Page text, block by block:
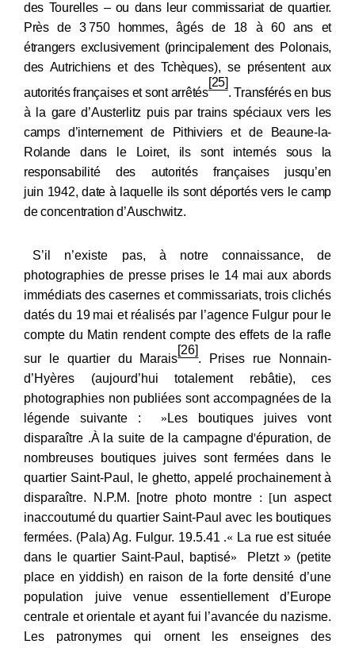
des Tourelles – ou dans leur commissariat de quartier.
Près de 3750 hommes, âgés de 18 à 60
ans et
étrangers exclusivement (principalement des Polonais,
des Autrichiens et des Tchèques), se présentent aux
autorités françaises et sont arrêtés
[25]
. Transférés en bus
à la gare d’Austerlitz puis par trains spéciaux vers les
camps d’internement de Pithiviers et de Beaune-la-
Rolande dans le Loiret, ils sont internés sous la
responsabilité des autorités françaises jusqu’en
juin 1942, date à laquelle ils sont déportés vers le camp
de concentration d’Auschwitz.
S’il n’existe pas, à notre connaissance, de
photographies de presse prises le 14 mai aux abords
immédiats des casernes et commissariats, trois clichés
datés du 19 mai et réalisés par l’agence Fulgur pour le
compte du Matin rendent compte des effets de la rafle
sur le quartier du Marais
[26]
. Prises rue Nonnain-
d’Hyères (aujourd’hui totalement rebâtie), ces
photographies non publiées sont accompagnées de la
légende suivante :
«Les boutiques juives vont
disparaître .À la suite de la campagne d'épuration, de
nombreuses boutiques juives sont fermées dans le
quartier Saint-Paul, le ghetto, appelé prochainement à
disparaître. N.P.M. [notre photo montre ] :un aspect
inaccoutumédu quartier Saint-Paul avec les boutiques
fermées. (Pala) Ag. Fulgur. 19.5.41». La rue est située
dans le quartier Saint-Paul, baptisé« Pletzt » (petite
place en yiddish) en raison de la forte densité d’une
population juive venue essentiellementd’Europe
centrale et orientale et ayant fui l’avancée du nazisme.
Les patronymes qui ornent les enseignes des